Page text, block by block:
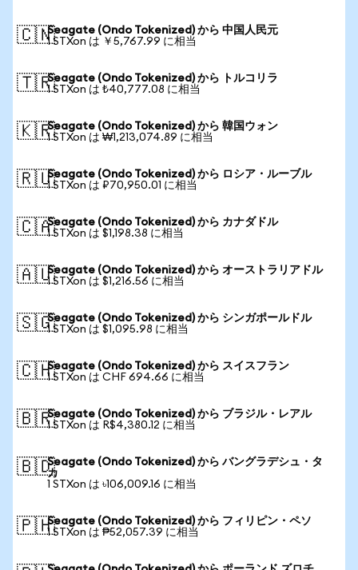
🇨🇳Seagate (Ondo Tokenized) から 中国人民元
1 STXon は ￥5,767.99 に相当
🇹🇷Seagate (Ondo Tokenized) から トルコリラ
1 STXon は ₺40,777.08 に相当
🇰🇷Seagate (Ondo Tokenized) から 韓国ウォン
1 STXon は ₩1,213,074.89 に相当
🇷🇺Seagate (Ondo Tokenized) から ロシア・ルーブル
1 STXon は ₽70,950.01 に相当
🇨🇦Seagate (Ondo Tokenized) から カナダドル
1 STXon は $1,198.38 に相当
🇦🇺Seagate (Ondo Tokenized) から オーストラリアドル
1 STXon は $1,216.56 に相当
🇸🇬Seagate (Ondo Tokenized) から シンガポールドル
1 STXon は $1,095.98 に相当
🇨🇭Seagate (Ondo Tokenized) から スイスフラン
1 STXon は CHF 694.66 に相当
🇧🇷Seagate (Ondo Tokenized) から ブラジル・レアル
1 STXon は R$4,380.12 に相当
🇧🇩Seagate (Ondo Tokenized) から バングラデシュ・タ
カ
1 STXon は ৳106,009.16 に相当
🇵🇭Seagate (Ondo Tokenized) から フィリピン・ペソ
1 STXon は ₱52,057.39 に相当